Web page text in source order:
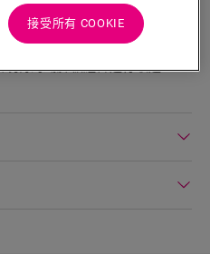
有的踢脚板組合進行收邊。
接受所有 COOKIE